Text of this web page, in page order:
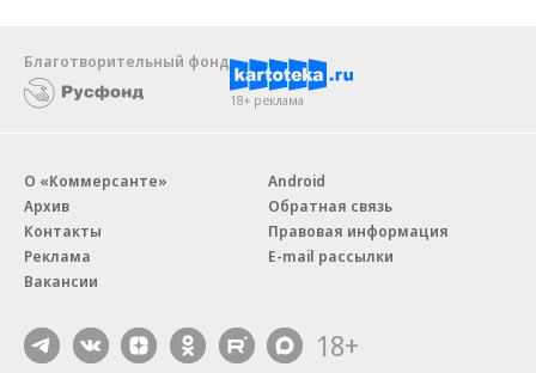
Благотворительный фонд
18+ реклама
О «Коммерсанте»
Архив
Контакты
Реклама
Вакансии
Android
Обратная связь
Правовая информация
E-mail рассылки
18+